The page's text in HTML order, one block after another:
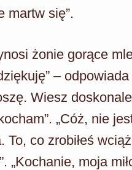
martw się”.
żonie gorące
–
Wiesz
„Cóż, nie
To, co zrobiłeś
„Kochanie, moja